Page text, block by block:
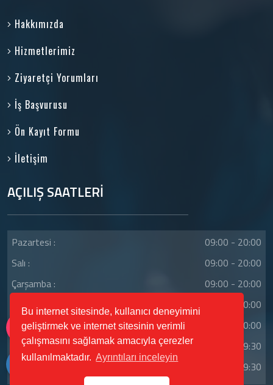
Bu internet sitesinde, kullanıcı deneyimini
geliştirmek ve internet sitesinin verimli
çalışmasını sağlamak amacıyla çerezler
kullanılmaktadır. Ayrıntıları inceleyin
Hakkımızda
Hizmetlerimiz
Ziyaretçi Yorumları
İş Başvurusu
Ön Kayıt Formu
İletişim
AÇILIŞ SAATLERİ
Pazartesi :
09:00 - 20:00
Salı :
09:00 - 20:00
Çarşamba :
09:00 - 20:00
Perşembe :
09:00 - 20:00
Cuma :
09:00 - 20:00
Cumartesi :
08:30 - 19:30
08:30 - 19:30